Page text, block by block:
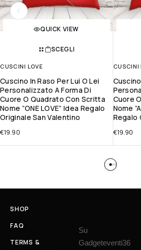
QUICK VIEW
SCEGLI
CUSCINI LOVE
Cuscino In Raso Per Lui O Lei
Personalizzato A Forma Di
Cuore O Quadrato Con Scritta
Nome ”ONE LOVE” Idea Regalo
Originale San Valentino
€19.90
CUSCINI
Cuore
Nome
Regalo
€19.90
SHOP
FAQ
TERMS &
Su
Gadgeteventi36